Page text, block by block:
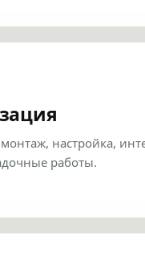
настройка,
работы.